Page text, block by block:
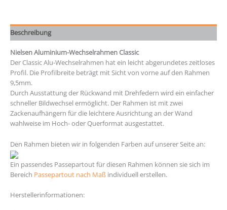
Beschreibung
Nielsen Aluminium-Wechselrahmen Classic
Der Classic Alu-Wechselrahmen hat ein leicht abgerundetes zeitloses
Profil. Die Profilbreite beträgt mit Sicht von vorne auf den Rahmen
9,5mm.
Durch Ausstattung der Rückwand mit Drehfedern wird ein einfacher
schneller Bildwechsel ermöglicht. Der Rahmen ist mit zwei
Zackenaufhängern für die leichtere Ausrichtung an der Wand
wahlweise im Hoch- oder Querformat ausgestattet.
Den Rahmen bieten wir in folgenden Farben auf unserer Seite an:
Ein passendes Passepartout für diesen Rahmen können sie sich im
Bereich Passepartout nach Maß individuell erstellen.
Herstellerinformationen: